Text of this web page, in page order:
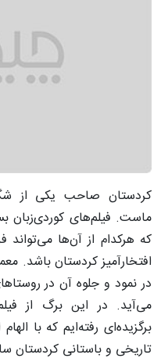
کردستان صاحب یکی از
ماست. فیلم‌های کوردی‌زبان
که هرکدام از آن‌ها
افتخارآمیز کردستان باشد.
در نمود و جلوه آن در
می‌آید. در این برگ از
برگزیده‌ای رفته‌ایم که با
تاریخی و باستانی کردستان